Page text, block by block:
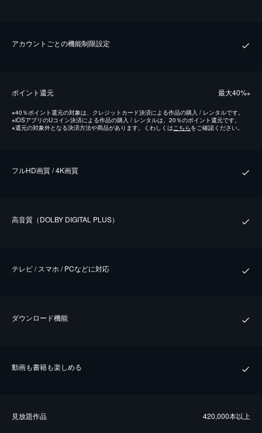
アカウントごとの機能制限設定
ポイント還元 最⼤40%※
※40％ポイント還元の対象は、クレジットカード決済による作品の購入 / レンタルです。
※iOSアプリのUコイン決済による作品の購入 / レンタルは、20％のポイント還元です。
※還元の対象外となる決済方法や商品があります。くわしくはこちらをご確認ください。
フルHD画質 / 4K画質
⾼⾳質（DOLBY DIGITAL PLUS）
テレビ / スマホ / PCなどに対応
ダウンロード機能
動画も書籍も楽しめる
⾒放題作品 420,000本以上